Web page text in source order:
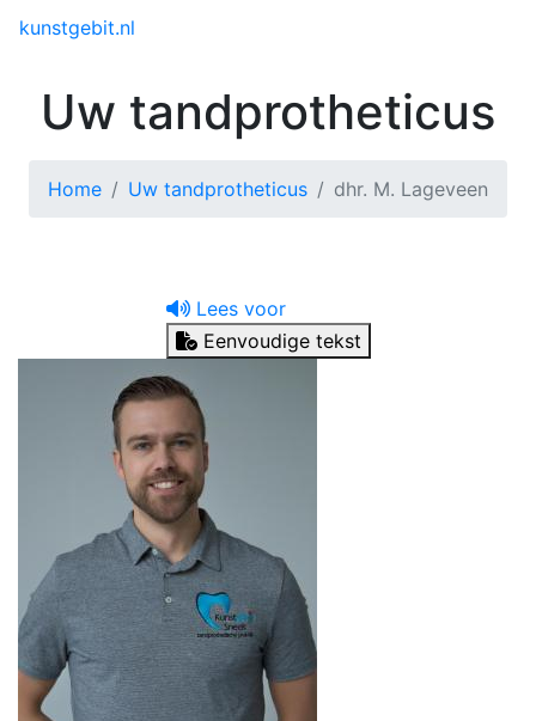
kunstgebit.nl
Uw tandprotheticus
Home Uw tandprotheticus dhr. M. Lageveen
Lees voor
Eenvoudige tekst